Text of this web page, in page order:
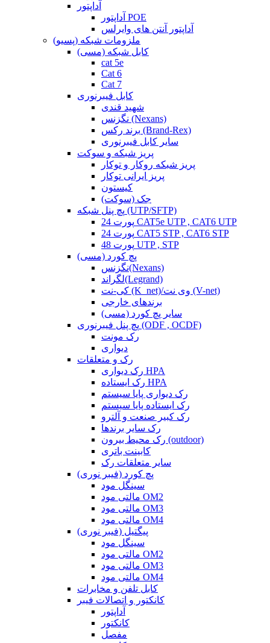
آداپتور
آداپتور POE
آداپتور آنتن های وایرلس
ملزومات شبکه (پسیو)
کابل شبکه (مسی)
cat 5e
Cat 6
Cat 7
کابل فیبرنوری
شهید قندی
نگزنس (Nexans)
برند رکس (Brand-Rex)
سایر کابل فیبرنوری
پریز شبکه و سوکت
پریز شبکه روکار و توکار
پریز ایرانی توکار
کیستون
جک (سوکت)
پچ پنل شبکه (UTP/SFTP)
24 پورت CAT5e UTP , CAT6 UTP
24 پورت CAT5 STP , CAT6 STP
48 پورت UTP , STP
پچ کورد (مسی)
نگزنس(Nexans)
لگراند(Legrand)
کی-نت (K_net)/وی نت (V-net)
برندهای خارجی
سایر پچ کورد (مسی)
پچ پنل فیبرنوری (ODF , OCDF)
رک مونت
دیواری
رک و متعلقات
رک دیواری HPA
رک ایستاده HPA
رک دیواری پایا سیستم
رک ایستاده پایا سیستم
رک کبیر صنعت و آلترو
رک سایر برندها
رک محیط بیرون (outdoor)
کابینت باتری
سایر متعلقات رک
پچ کورد (فیبر نوری)
سینگل مود
مالتی مود OM2
مالتی مود OM3
مالتی مود OM4
پیگتیل (فیبر نوری)
سینگل مود
مالتی مود OM2
مالتی مود OM3
مالتی مود OM4
کابل تلفن و مخابرات
کانکتور و اتصالات فیبر
آداپتور
کانکتور
مفصل